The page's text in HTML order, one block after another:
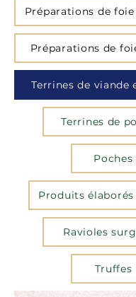
Préparations de
Préparations de
Terrines de viande
Terrines de
Poches
Produits
Ravioles
Truffes